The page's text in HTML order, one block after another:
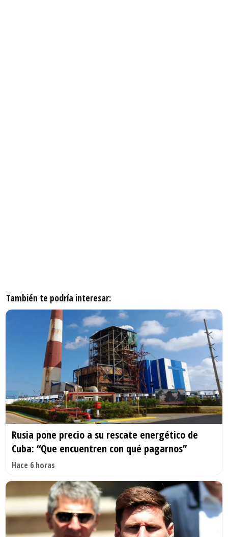
También te podría interesar:
Rusia pone precio a su rescate energético de
Cuba: “Que encuentren con qué pagarnos”
Hace 6 horas